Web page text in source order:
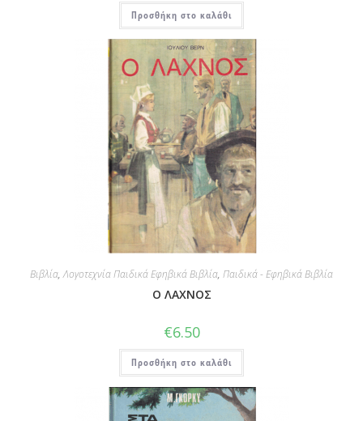
Προσθήκη στο καλάθι
Βιβλία,Λογοτεχνία Παιδικά Εφηβικά Βιβλία, Παιδικά - Εφηβικά Βιβλία
Ο ΛΑΧΝΟΣ
€6.50
Προσθήκη στο καλάθι